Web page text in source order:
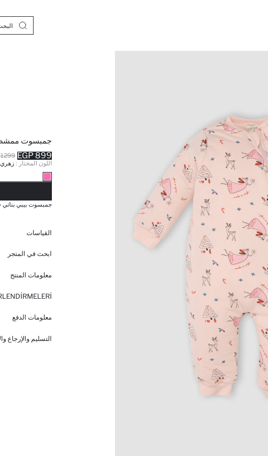
جمبسوت
1299 EGP 899 EGP
اللون المختار : زهري
جمبسوت بيبي بناتي
القياسات
ابحث في المتجر
معلومات المنتج
معلومات الدفع
التسليم والإرجاع